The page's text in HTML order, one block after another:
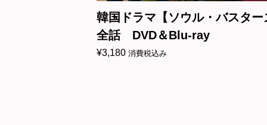
韓国ドラマ【ソウル・バスター
全話 DVD＆Blu-ray
¥3,180 消費税込み